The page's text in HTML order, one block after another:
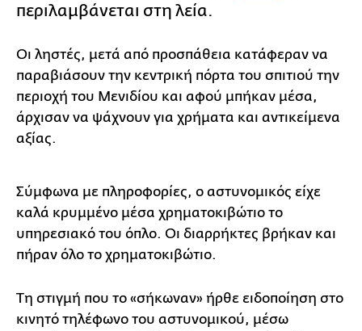
περιλαμβάνεται στη λεία.
Οι ληστές, μετά από προσπάθεια κατάφεραν να
παραβιάσουν την κεντρική πόρτα του σπιτιού την
περιοχή του Μενιδίου και αφού μπήκαν μέσα,
άρχισαν να ψάχνουν για χρήματα και αντικείμενα
αξίας.
Σύμφωνα με πληροφορίες, ο αστυνομικός είχε
καλά κρυμμένο μέσα χρηματοκιβώτιο το
υπηρεσιακό του όπλο. Οι διαρρήκτες βρήκαν και
πήραν όλο το χρηματοκιβώτιο.
Τη στιγμή που το «σήκωναν» ήρθε ειδοποίηση στο
κινητό τηλέφωνο του αστυνομικού, μέσω